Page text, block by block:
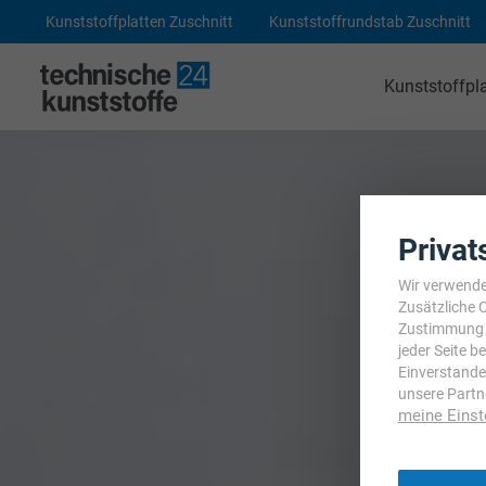
Kunststoffplatten Zuschnitt Kunststoffrundstab Zuschnitt
Wir
Zusätzliche
Zustimmung
jeder Seite
unsere
meine